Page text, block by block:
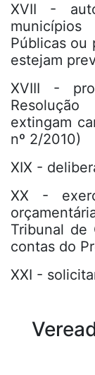
XVII -
Públicas ou
estejam
XVIII -
extingam
nº 2/2010)
XIX -
XX -
Tribunal de
contas do
XXI -